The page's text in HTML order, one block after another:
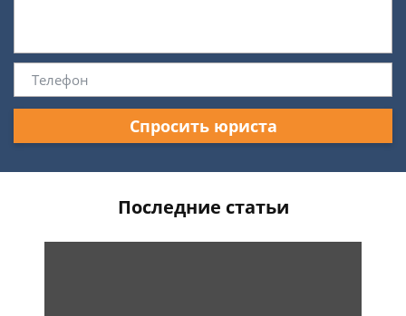
Спросить юриста
Последние статьи